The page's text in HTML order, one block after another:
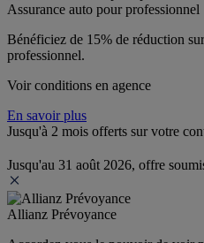
Assurance auto pour professionnel
Bénéficiez de 15% de réduction
professionnel.
Voir conditions en agence
En savoir plus
Jusqu'à 2 mois offerts sur votre
Jusqu'au 31 août 2026, offre
Allianz Prévoyance